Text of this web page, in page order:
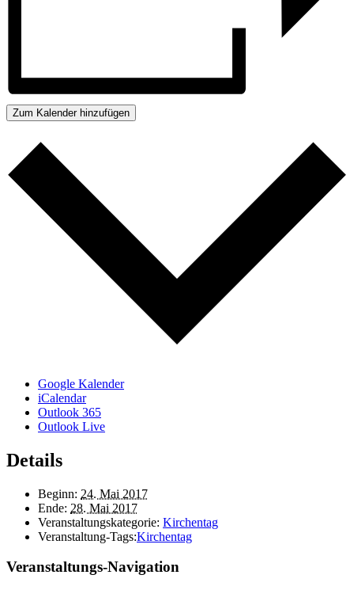
Zum Kalender hinzufügen
Google Kalender
iCalendar
Outlook 365
Outlook Live
Details
Beginn: 24. Mai 2017
Ende: 28. Mai 2017
Veranstaltungskategorie: Kirchentag
Veranstaltung-Tags:Kirchentag
Veranstaltungs-Navigation